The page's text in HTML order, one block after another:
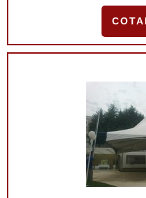
área. Nesse cenário, a
grande aliada, visto
cobertura de